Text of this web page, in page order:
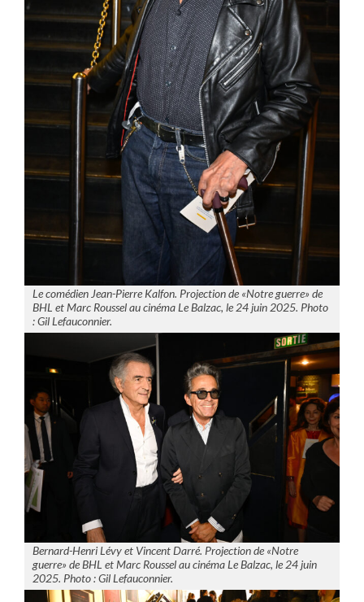
Le comédien Jean-Pierre Kalfon. Projection de «Notre guerre» de
BHL et Marc Roussel au cinéma Le Balzac, le 24 juin 2025. Photo
: Gil Lefauconnier.
Bernard-Henri Lévy et Vincent Darré. Projection de «Notre
guerre» de BHL et Marc Roussel au cinéma Le Balzac, le 24 juin
2025. Photo : Gil Lefauconnier.